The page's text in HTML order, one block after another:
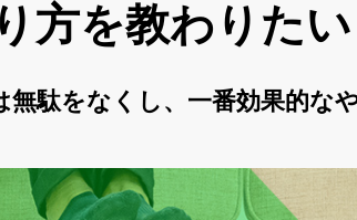
方を教わりたい
駄をなくし、一番効果的な